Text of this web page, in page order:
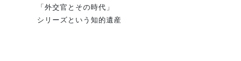
「外交官とその時代」
シリーズという知的遺産